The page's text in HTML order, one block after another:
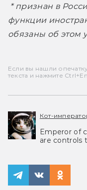
функции
обязаны об этом
Если вы нашли
текста и нажмите
Кот-
Emperor of
are controls